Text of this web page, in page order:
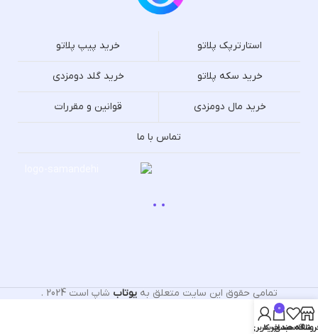
استارترپک پلاتو خرید پیپ پلاتو
خرید سکه پلاتو خرید گلد دومزدی
خرید مال دومزدی قوانین و مقررات
تماس با ما
تمامی حقوق این سایت متعلق بهیوتاب شاپ است 2024
.
علاقه مندی
0
سبد خرید
حساب کاربری من